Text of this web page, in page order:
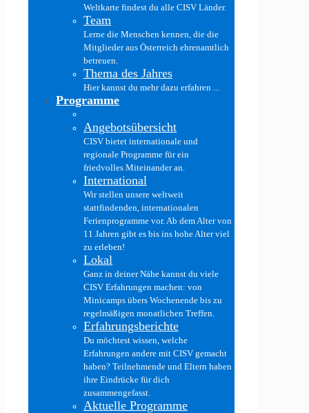
Weltkarte findest du alle CISV Länder.
Team
Lerne die Menschen kennen, die die
Mitglieder aus Österreich ehrenamtlich
betreuen.
Thema des Jahres
Hier kannst du mehr dazu erfahren ...
Programme
Angebotsübersicht
CISV bietet internationale und
regionale Programme für ein
friedvolles Miteinander an.
International
Wir stellen unsere weltweit
stattfindenden, internationalen
Ferienprogramme vor. Ab dem Alter von
11 Jahren gibt es bis ins hohe Alter viel
zu erleben!
Lokal
Ganz in deiner Nähe kannst du viele
CISV Erfahrungen machen: von
Minicamps übers Wochenende bis zu
regelmäßigen monatlichen Treffen.
Erfahrungsberichte
Du möchtest wissen, welche
Erfahrungen andere mit CISV gemacht
haben? Teilnehmende und Eltern haben
ihre Eindrücke für dich
zusammengefasst.
Aktuelle Programme